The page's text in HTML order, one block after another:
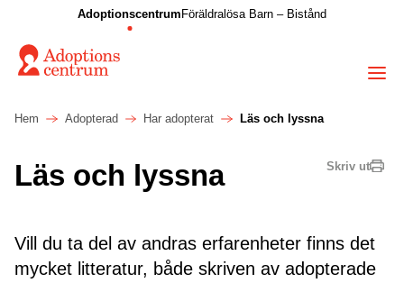
Adoptionscentrum Föräldralösa Barn – Bistånd
Hem Adopterad Har adopterat Läs och lyssna
Skriv ut
Läs och lyssna
Vill du ta del av andras erfarenheter finns det
mycket litteratur, både skriven av adopterade